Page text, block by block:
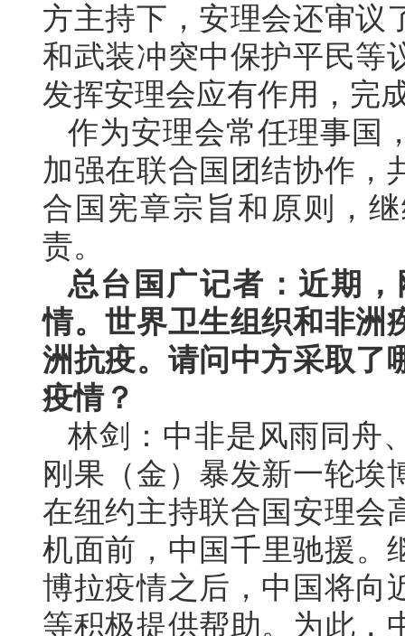
方主持下，安理会还审议
和武装冲突中保护平民等
发挥安理会应有作用，完
作为安理会常任理事国
加强在联合国团结协作，
合国宪章宗旨和原则，
责。
总台国广记者：近期
情。世界卫生组织和非洲
洲抗疫。请问中方采取了
疫情？
林剑：中非是风雨同舟
刚果（金）暴发新一轮埃
在纽约主持联合国安理会
机面前，中国千里驰援。
博拉疫情之后，中国将向
等积极提供帮助。为此，